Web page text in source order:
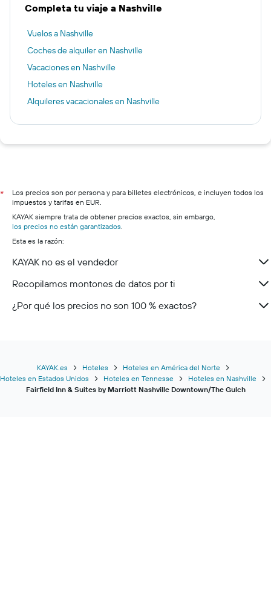
Completa tu viaje a Nashville
Vuelos a Nashville
Coches de alquiler en Nashville
Vacaciones en Nashville
Hoteles en Nashville
Alquileres vacacionales en Nashville
*
Los precios son por persona y para billetes electrónicos, e incluyen todos los
impuestos y tarifas en EUR.
KAYAK siempre trata de obtener precios exactos, sin embargo,
los precios no están garantizados.
Esta es la razón:
KAYAK no es el vendedor
Recopilamos montones de datos por ti
¿Por qué los precios no son 100 % exactos?
KAYAK.es Hoteles
Hoteles en América del Norte
Hoteles en Estados Unidos
Hoteles en Tennesse
Hoteles en Nashville
Fairfield Inn & Suites by Marriott Nashville Downtown/The Gulch